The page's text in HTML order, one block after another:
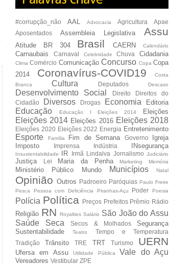
#corrupção_não AAL Advocacia Agricultura
Apae
Aposentados
Assembleia Legislativa Assu
Atitude BR 304 Brasil CAERN Calendário
Carnaubais Carnaval Celebridade Chuva Cidadania
Clima Comércio Comunicação Concurso Copa Copa
2014
Coronavírus-COVID19
Costa
Branca
Cultura Deputados Descaso
Desenvolvimento Social Direito
Direitos do
Cidadão
Diversos Drogas Economia Editoria
Educação Educação I Eleições 2014 Eleições
Eleições 2014 Eleições 2016 Eleições 2018
Eleições 2020 Eleições 2022 Energia Entretenimento
Esporte Família Fim de Semana Governo
Igreja
Imposto
Imprensa Indústria INsegurança
Insustentabilidade IR Irmã Lindalva Jornalismo Judiciário
Justiça Lei Maria da Penha Marketing Memória
Ministério Público Mundo Municípios Natal
Opinião Outros Padroeiro Paróquias Paulo Freire
Pesca
Pessoa com Deficiência Piranhas-Açu Poder Poesia
Polícia Política Preços Prefeitos Prêmio Rádio
Religião RN Royalties Salário São João do Assu
Saúde
Seca Secos & Molhados
Segurança
Sustentabilidade
Teatro
Tempo e Temperatura
Tradição
Trânsito TRE TRT Turismo UERN
Ufersa em Assu Utilidade Pública Vale do Açu
Vereadores Vestibular ZPE